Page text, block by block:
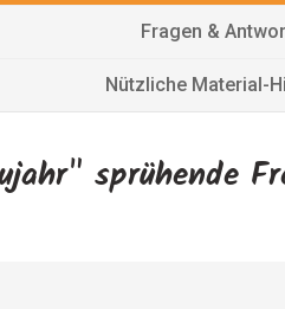
Fragen &
Nützliche Material-
sprühende